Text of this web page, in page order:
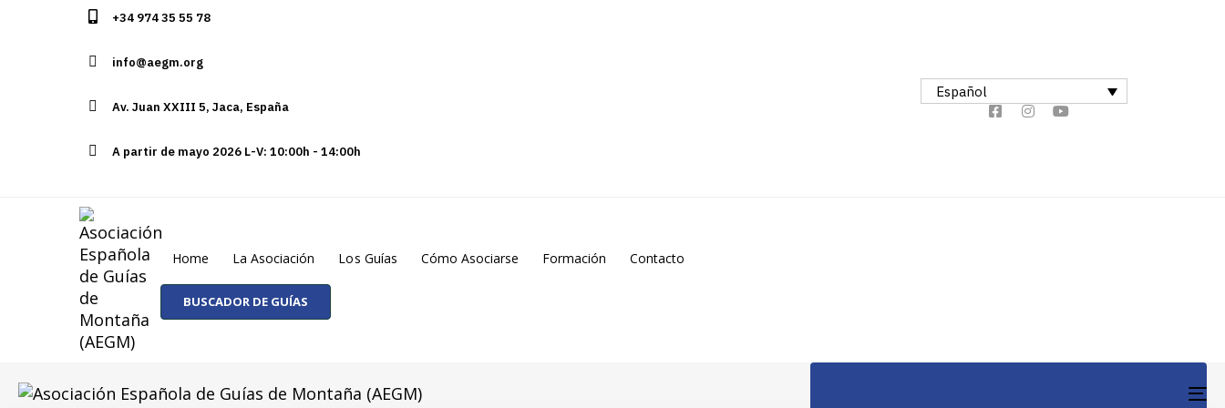
+34 974 35 55 78
info@aegm.org
Av. Juan XXIII 5, Jaca, España
A partir de mayo 2026 L-V: 10:00h - 14:00h
Español
Home La Asociación Los Guías Cómo Asociarse Formación Contacto
BUSCADOR DE GUÍAS